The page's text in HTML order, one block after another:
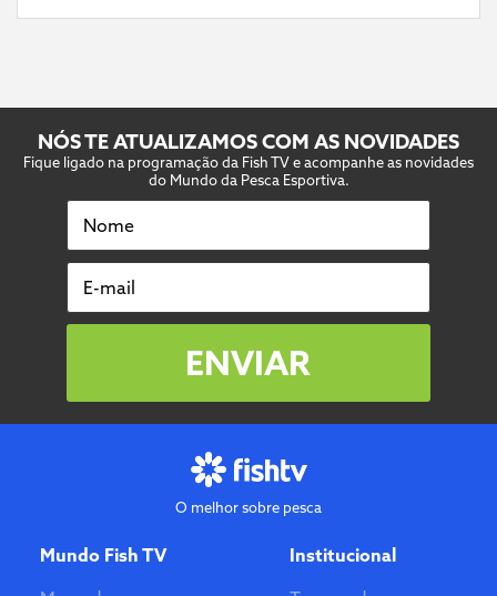
NÓS TE ATUALIZAMOS COM AS NOVIDADES
Fique ligado na programação da Fish TV e acompanhe as novidades
do Mundo da Pesca Esportiva.
Nome
E-mail
ENVIAR
O melhor sobre pesca
Mundo Fish TV
Institucional